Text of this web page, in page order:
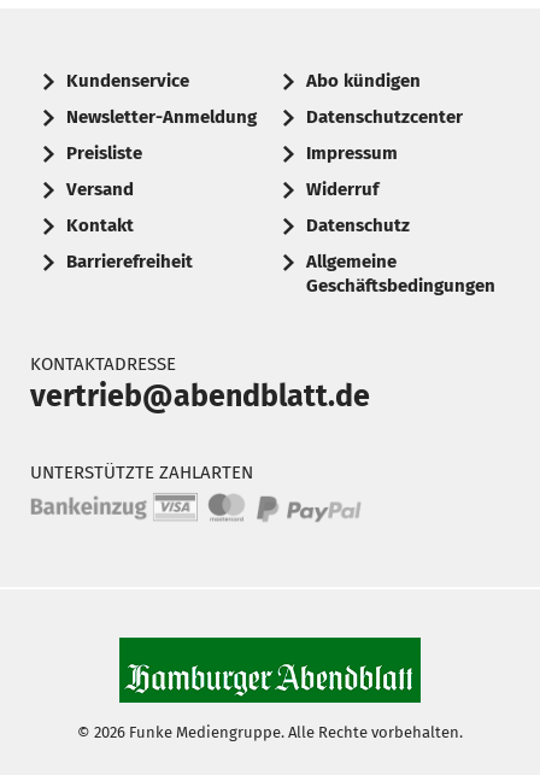
Kundenservice
Newsletter-Anmeldung
Preisliste
Versand
Kontakt
Barrierefreiheit
Abo kündigen
Datenschutzcenter
Impressum
Widerruf
Datenschutz
Allgemeine
Geschäftsbedingungen
KONTAKTADRESSE
vertrieb@abendblatt.de
UNTERSTÜTZTE ZAHLARTEN
© 2026 Funke Mediengruppe. Alle Rechte vorbehalten.